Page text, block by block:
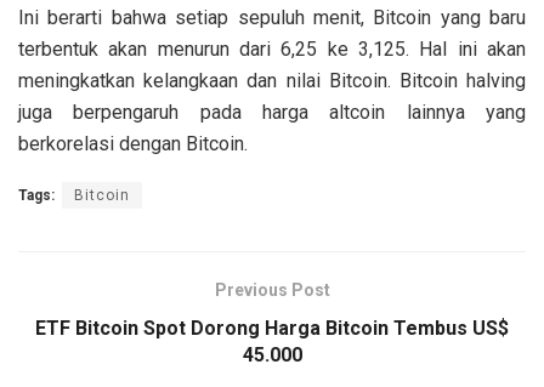
Ini berarti bahwa setiap sepuluh menit, Bitcoin yang baru
terbentuk akan menurun dari 6,25 ke 3,125. Hal ini akan
meningkatkan kelangkaan dan nilai Bitcoin. Bitcoin halving
juga berpengaruh pada harga altcoin lainnya yang
berkorelasi dengan Bitcoin.
Tags: Bitcoin
Previous Post
ETF Bitcoin Spot Dorong Harga Bitcoin Tembus US$
45.000